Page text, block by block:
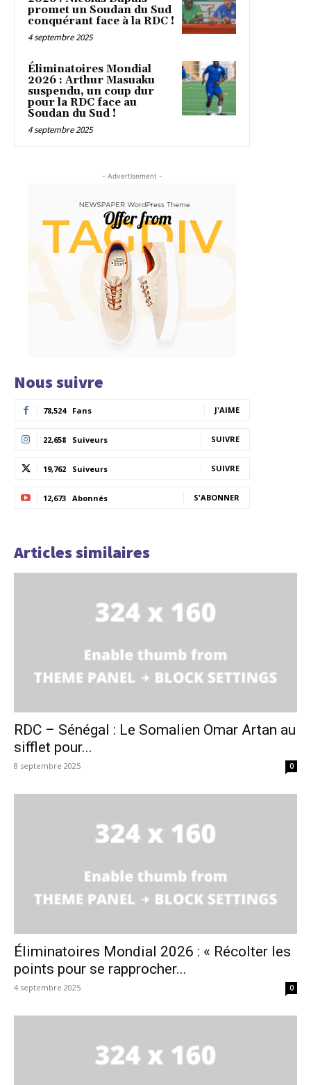
promet un Soudan du Sud
conquérant face à la RDC !
4 septembre 2025
Éliminatoires Mondial
2026 : Arthur Masuaku
suspendu, un coup dur
pour la RDC face au
Soudan du Sud !
4 septembre 2025
- Advertisement -
Nous suivre
78,524 Fans J'AIME
22,658 Suiveurs SUIVRE
19,762 Suiveurs SUIVRE
12,673 Abonnés S'ABONNER
Articles similaires
RDC – Sénégal : Le Somalien Omar Artan au
sifflet pour...
8 septembre 2025 0
Éliminatoires Mondial 2026 : « Récolter les
points pour se rapprocher...
4 septembre 2025 0